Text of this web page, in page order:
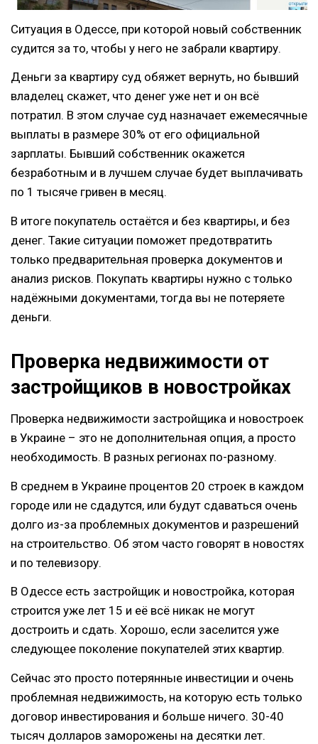
Ситуация в Одессе, при которой новый собственник
судится за то, чтобы у него не забрали квартиру.
Деньги за квартиру суд обяжет вернуть, но бывший
владелец скажет, что денег уже нет и он всё
потратил. В этом случае суд назначает ежемесячные
выплаты в размере 30% от его официальной
зарплаты. Бывший собственник окажется
безработным и в лучшем случае будет выплачивать
по 1 тысяче гривен в месяц.
В итоге покупатель остаётся и без квартиры, и без
денег. Такие ситуации поможет предотвратить
только предварительная проверка документов и
анализ рисков. Покупать квартиры нужно с только
надёжными документами, тогда вы не потеряете
деньги.
Проверка недвижимости от
застройщиков в новостройках
Проверка недвижимости застройщика и новостроек
в Украине – это не дополнительная опция, а просто
необходимость. В разных регионах по-разному.
В среднем в Украине процентов 20 строек в каждом
городе или не сдадутся, или будут сдаваться очень
долго из-за проблемных документов и разрешений
на строительство. Об этом часто говорят в новостях
и по телевизору.
В Одессе есть застройщик и новостройка, которая
строится уже лет 15 и её всё никак не могут
достроить и сдать. Хорошо, если заселится уже
следующее поколение покупателей этих квартир.
Сейчас это просто потерянные инвестиции и очень
проблемная недвижимость, на которую есть только
договор инвестирования и больше ничего. 30-40
тысяч долларов заморожены на десятки лет.